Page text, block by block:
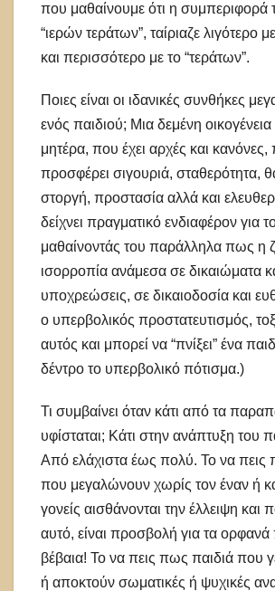
που μαθαίνουμε ότι η συμπεριφορά
“ιερών τεράτων”, ταίριαζε λιγότερο
και περισσότερο με το “τεράτων”.
Ποιες είναι οι ιδανικές συνθήκες
ενός παιδιού; Μια δεμένη
μητέρα, που έχει αρχές και κανόνες,
προσφέρει σιγουριά, σταθερότητα,
στοργή, προστασία αλλά και
δείχνει πραγματικό ενδιαφέρον για
μαθαίνοντάς του παράλληλα πως η
ισορροπία ανάμεσα σε δικαιώματα
υποχρεώσεις, σε δικαιοδοσία και
ο υπερβολικός προστατευτισμός,
αυτός και μπορεί να “πνίξει” ένα
δέντρο το υπερβολικό πότισμα.)
Τι συμβαίνει όταν κάτι από τα
υφίσταται; Κάτι στην ανάπτυξη του
Από ελάχιστα έως πολύ. Το να πεις
που μεγαλώνουν χωρίς τον έναν ή
γονείς αισθάνονται την έλλειψη και
αυτό, είναι προσβολή για τα ορφανά
βέβαια! Το να πεις πως παιδιά που
ή αποκτούν σωματικές ή ψυχικές